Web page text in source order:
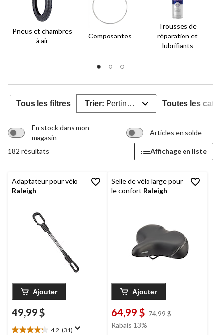
Pneus et chambres
à air
Composantes
Trousses de
réparation et
lubrifiants
Tous les filtres Trier: Pertinence Toutes les
En stock dans mon
magasin
Articles en solde
182 résultats Affichage en liste
Adaptateur pour vélo
Raleigh
Ajouter
49,99 $
4.2 (31)
Selle de vélo large pour
le confort Raleigh
Ajouter
64,99 $ 74,99 $
Rabais 13%